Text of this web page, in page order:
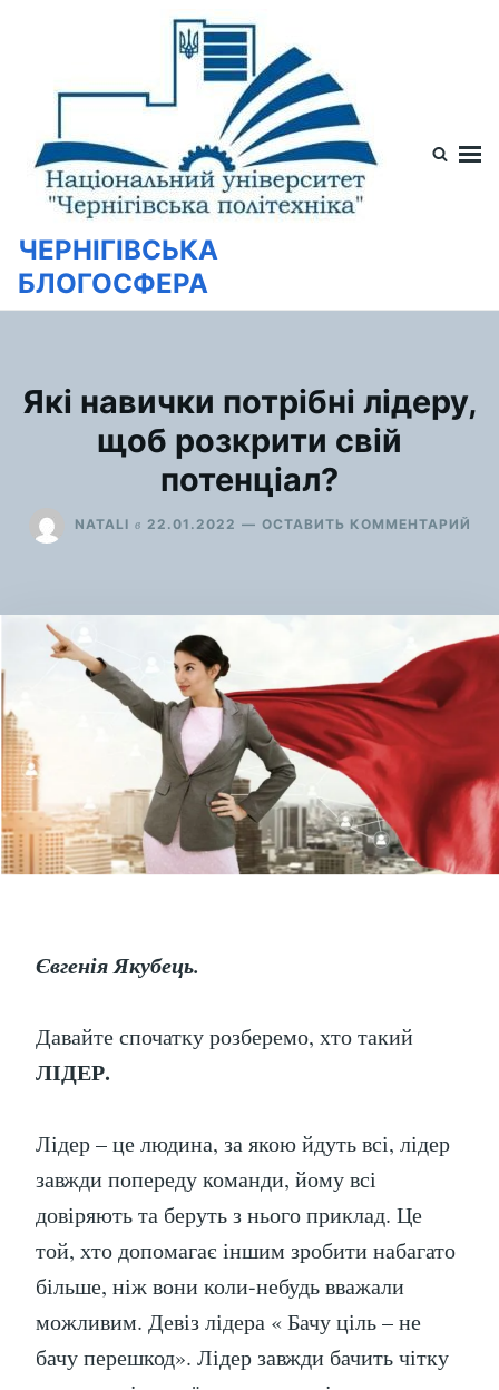
содержимому
ЧЕРНІГІВСЬКА
БЛОГОСФЕРА
Які навички потрібні лідеру,
щоб розкрити свій
потенціал?
NATALI в 22.01.2022 ОСТАВИТЬ КОММЕНТАРИЙ
Євгенія Якубець.
Давайте спочатку розберемо, хто такий
ЛІДЕР.
Лідер – це людина, за якою йдуть всі, лідер
завжди попереду команди, йому всі
довіряють та беруть з нього приклад. Це
той, хто допомагає іншим зробити набагато
більше, ніж вони коли-небудь вважали
можливим. Девіз лідера « Бачу ціль – не
бачу перешкод». Лідер завжди бачить чітку